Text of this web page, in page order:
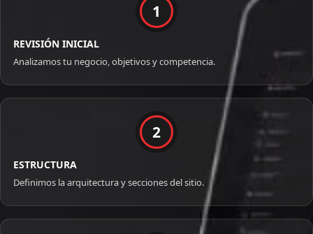
1
REVISIÓN INICIAL
Analizamos tu negocio, objetivos y competencia.
2
ESTRUCTURA
Definimos la arquitectura y secciones del sitio.